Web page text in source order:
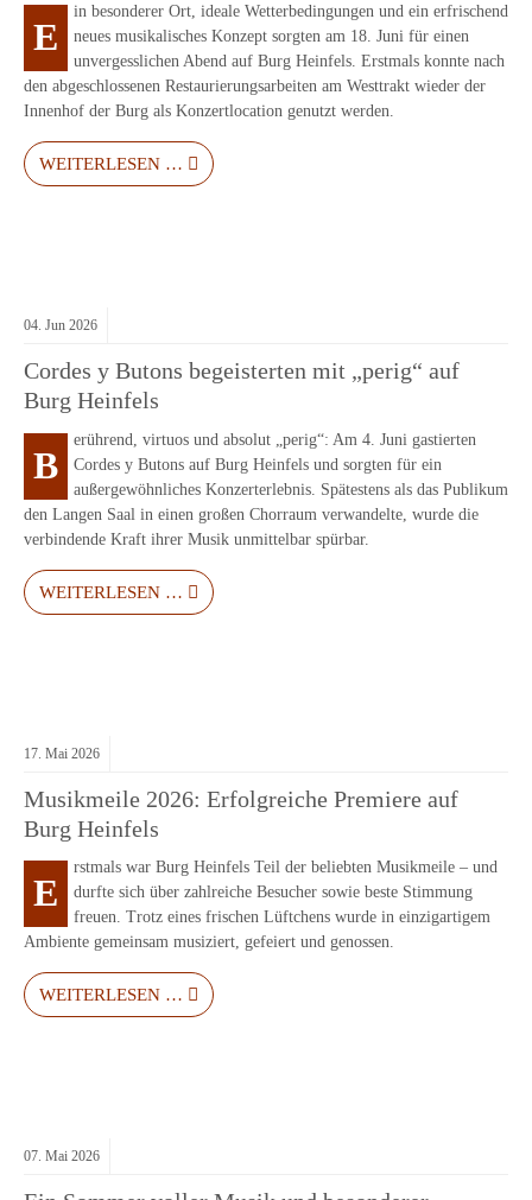
E
in besonderer Ort, ideale Wetterbedingungen und ein erfrischend
neues musikalisches Konzept sorgten am 18. Juni für einen
unvergesslichen Abend auf Burg Heinfels. Erstmals konnte nach
den abgeschlossenen Restaurierungsarbeiten am Westtrakt wieder der
Innenhof der Burg als Konzertlocation genutzt werden.
WEITERLESEN …
04. Jun 2026
Cordes y Butons begeisterten mit „perig“ auf
Burg Heinfels
B
erührend, virtuos und absolut „perig“: Am 4. Juni gastierten
Cordes y Butons auf Burg Heinfels und sorgten für ein
außergewöhnliches Konzerterlebnis. Spätestens als das Publikum
den Langen Saal in einen großen Chorraum verwandelte, wurde die
verbindende Kraft ihrer Musik unmittelbar spürbar.
WEITERLESEN …
17. Mai 2026
Musikmeile 2026: Erfolgreiche Premiere auf
Burg Heinfels
E
rstmals war Burg Heinfels Teil der beliebten Musikmeile – und
durfte sich über zahlreiche Besucher sowie beste Stimmung
freuen. Trotz eines frischen Lüftchens wurde in einzigartigem
Ambiente gemeinsam musiziert, gefeiert und genossen.
WEITERLESEN …
07. Mai 2026